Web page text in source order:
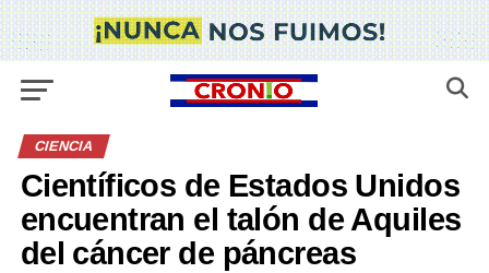
CIENCIA
Científicos de Estados Unidos
encuentran el talón de Aquiles
del cáncer de páncreas